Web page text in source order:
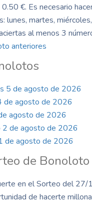
€. Es necesario
lunes, martes,
al menos 3
anteriores
5 de agosto de 2026
de agosto de 2026
agosto de 2026
2 de agosto de 2026
de agosto de 2026
de Bonoloto
en el Sorteo del
de hacerte